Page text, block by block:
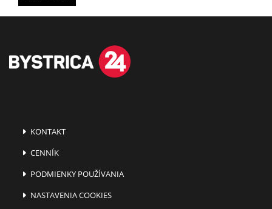
KONTAKT
CENNÍK
PODMIENKY POUŽÍVANIA
NASTAVENIA COOKIES